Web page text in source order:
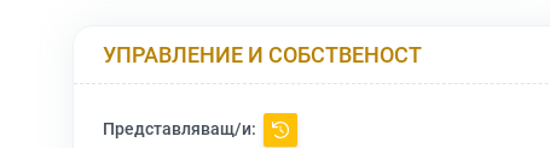
УПРАВЛЕНИЕ И СОБСТВЕНОСТ
Представляващ/и: